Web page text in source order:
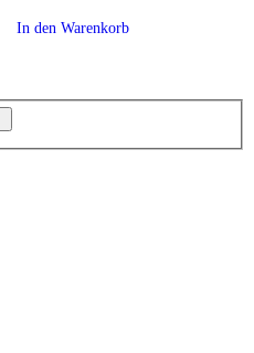
In den Warenkorb